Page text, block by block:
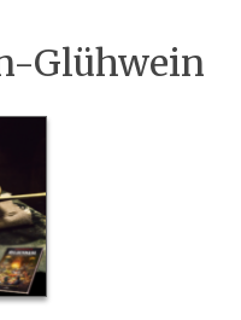
Glühwein